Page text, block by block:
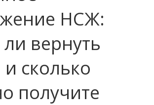
НСЖ:
вернуть
сколько
получите